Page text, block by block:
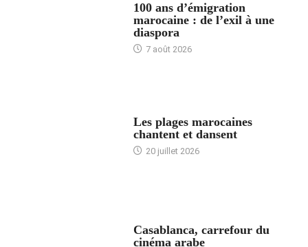
100 ans d’émigration
marocaine : de l’exil à une
diaspora
7 août 2026
Les plages marocaines
chantent et dansent
20 juillet 2026
Casablanca, carrefour du
cinéma arabe